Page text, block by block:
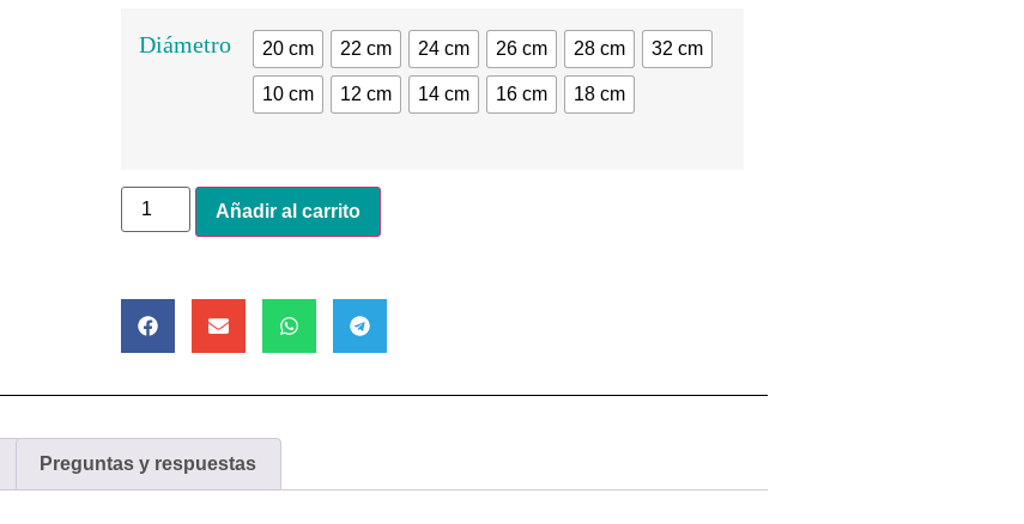
Diámetro 20 cm 22 cm 24 cm 26 cm 28 cm 32 cm
10 cm 12 cm 14 cm 16 cm 18 cm
Añadir al carrito
Preguntas y respuestas